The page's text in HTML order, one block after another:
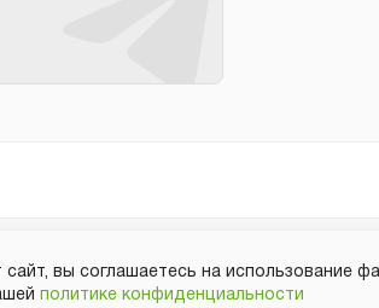
сайт, вы соглашаетесь на использование
политике конфиденциальности